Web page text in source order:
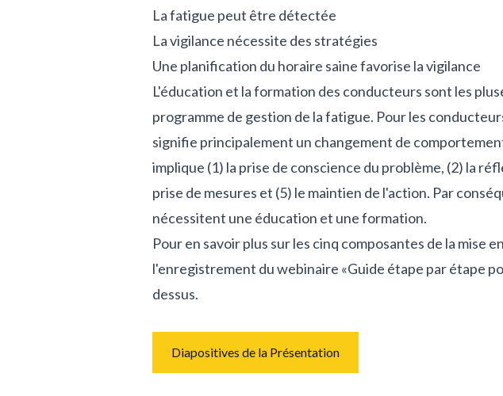
La fatigue peut être détectée
La vigilance nécessite des stratégies
Une planification du horaire saine favorise la vigilance
L'éducation et la formation des conducteurs sont les
programme de gestion de la fatigue. Pour les
signifie principalement un changement de
implique (1) la prise de conscience du problème, (2) la
prise de mesures et (5) le maintien de l'action. Par
nécessitent une éducation et une formation.
Pour en savoir plus sur les cinq composantes de la
l'enregistrement du webinaire «Guide étape par étape
dessus.
Diapositives de la Présentation